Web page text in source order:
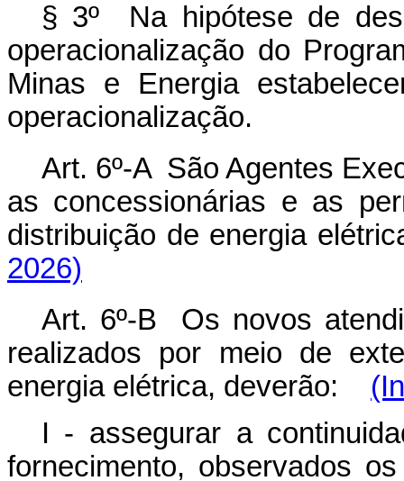
§ 3º Na hipótese de
operacionalização do
Minas e Energia
operacionalização.
Art. 6º-A São Agentes
as concessionárias e as
distribuição de energia
2026)
Art. 6º-B Os novos
realizados por meio de
energia elétrica, deverão:
I - assegurar a
fornecimento, observados